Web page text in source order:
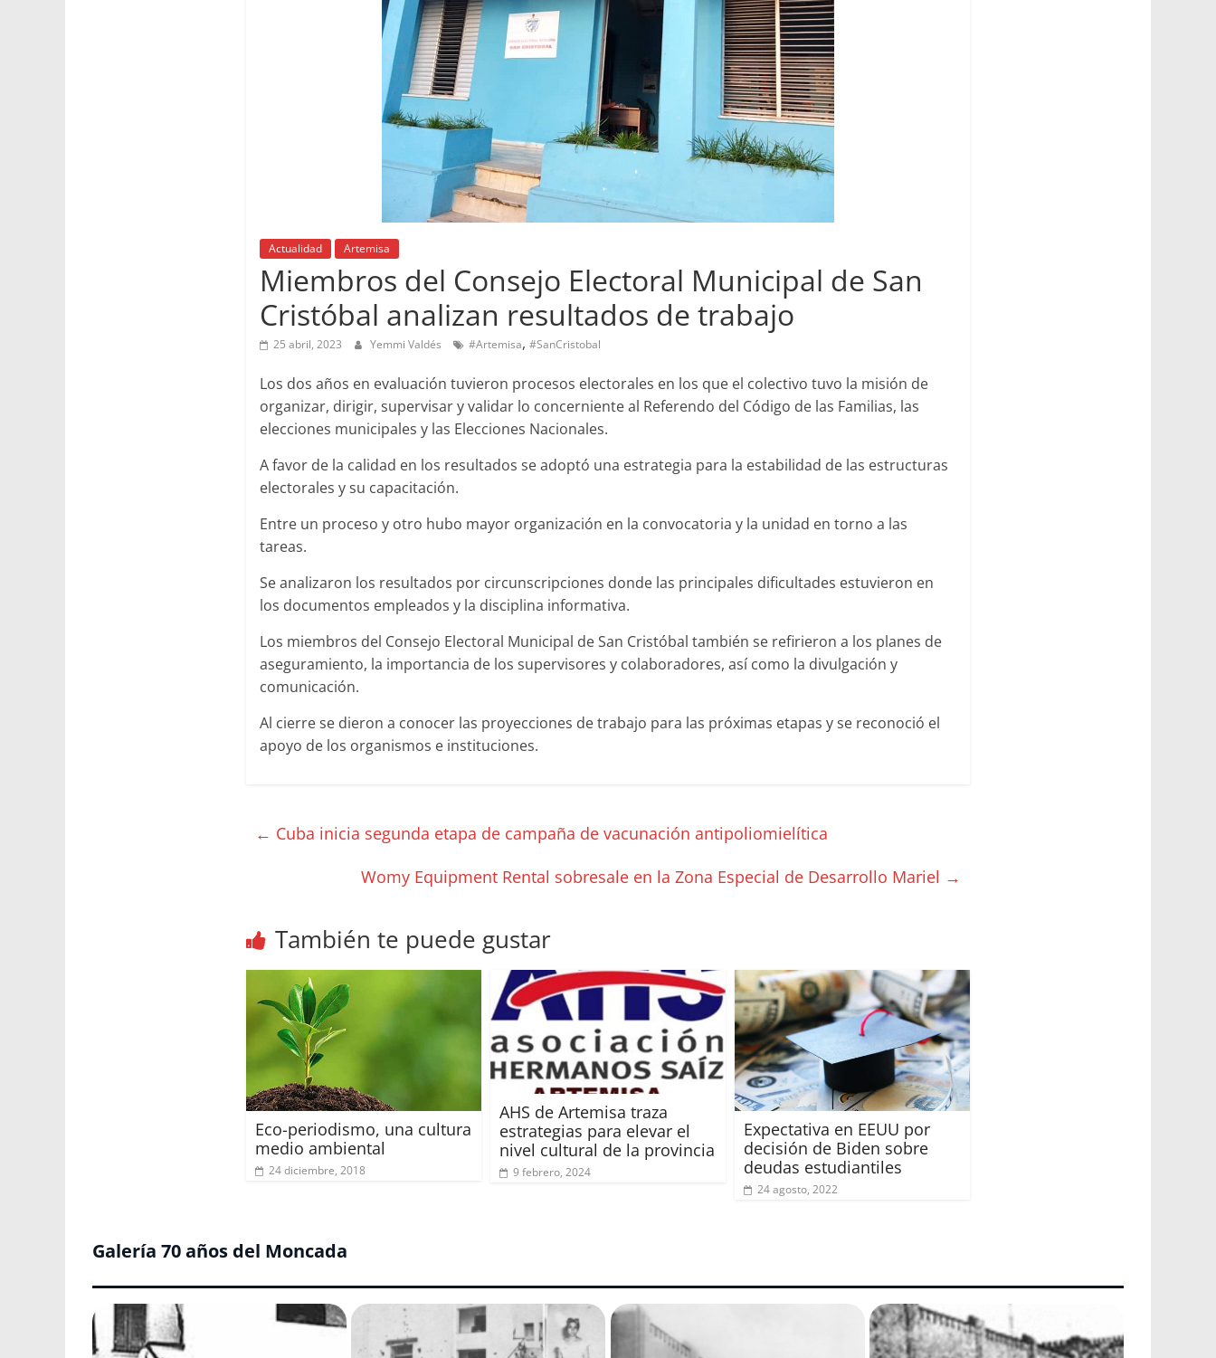
Actualidad Artemisa
Miembros del Consejo Electoral Municipal de San
Cristóbal analizan resultados de trabajo
25 abril, 2023 Yemmi Valdés #Artemisa, #SanCristobal
Los dos años en evaluación tuvieron procesos electorales en los que el colectivo tuvo la misión de
organizar, dirigir, supervisar y validar lo concerniente al Referendo del Código de las Familias, las
elecciones municipales y las Elecciones Nacionales.
A favor de la calidad en los resultados se adoptó una estrategia para la estabilidad de las estructuras
electorales y su capacitación.
Entre un proceso y otro hubo mayor organización en la convocatoria y la unidad en torno a las
tareas.
Se analizaron los resultados por circunscripciones donde las principales dificultades estuvieron en
los documentos empleados y la disciplina informativa.
Los miembros del Consejo Electoral Municipal de San Cristóbal también se refirieron a los planes de
aseguramiento, la importancia de los supervisores y colaboradores, así como la divulgación y
comunicación.
Al cierre se dieron a conocer las proyecciones de trabajo para las próximas etapas y se reconoció el
apoyo de los organismos e instituciones.
← Cuba inicia segunda etapa de campaña de vacunación antipoliomielítica
Womy Equipment Rental sobresale en la Zona Especial de Desarrollo Mariel →
También te puede gustar
Eco-periodismo, una cultura
medio ambiental
24 diciembre, 2018
AHS de Artemisa traza
estrategias para elevar el
nivel cultural de la provincia
9 febrero, 2024
Expectativa en EEUU por
decisión de Biden sobre
deudas estudiantiles
24 agosto, 2022
Galería 70 años del Moncada